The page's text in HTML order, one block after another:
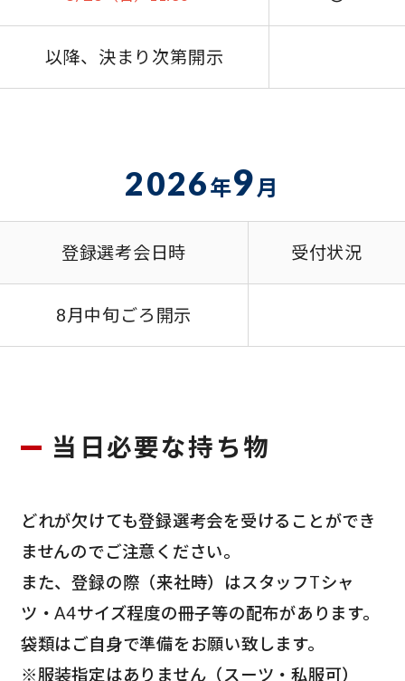
以降、決まり次第開示
2026年9 月
登録選考会日時 受付状況
8月中旬ごろ開示
当日必要な持ち物
どれが欠けても登録選考会を受けることができ
ませんのでご注意ください。
また、登録の際（来社時）はスタッフTシャ
ツ・A4サイズ程度の冊子等の配布があります。
袋類はご自身で準備をお願い致します。
※服装指定はありません（スーツ・私服可）